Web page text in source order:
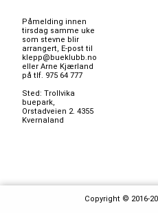
Påmelding innen
tirsdag samme uke
som stevne blir
arrangert, E-post til
klepp@bueklubb.no
eller Arne Kjærland
på tlf. 975 64 777
Sted: Trollvika
buepark,
Orstadveien 2. 4355
Kvernaland
Copyright © 2016-